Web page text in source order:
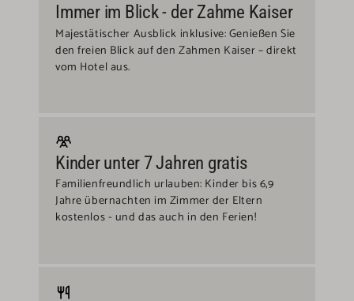
Immer im Blick - der Zahme Kaiser
Majestätischer Ausblick inklusive: Genießen Sie
den freien Blick auf den Zahmen Kaiser – direkt
vom Hotel aus.
Kinder unter 7 Jahren gratis
Familienfreundlich urlauben: Kinder bis 6,9
Jahre übernachten im Zimmer der Eltern
kostenlos - und das auch in den Ferien!